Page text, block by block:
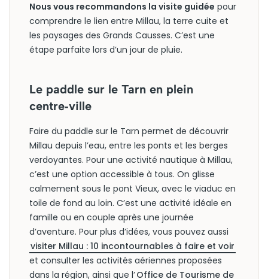
Nous vous recommandons la visite guidée pour
comprendre le lien entre Millau, la terre cuite et
les paysages des Grands Causses. C’est une
étape parfaite lors d’un jour de pluie.
Le paddle sur le Tarn en plein
centre‑ville
Faire du paddle sur le Tarn permet de découvrir
Millau depuis l’eau, entre les ponts et les berges
verdoyantes. Pour une activité nautique à Millau,
c’est une option accessible à tous. On glisse
calmement sous le pont Vieux, avec le viaduc en
toile de fond au loin. C’est une activité idéale en
famille ou en couple après une journée
d’aventure. Pour plus d’idées, vous pouvez aussi
visiter Millau : 10 incontournables à faire et voir
et consulter les activités aériennes proposées
dans la région, ainsi que l’Office de Tourisme de